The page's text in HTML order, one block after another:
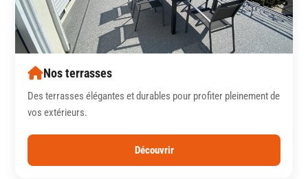
Nos terrasses
Des terrasses élégantes et durables pour profiter pleinement de
vos extérieurs.
Découvrir